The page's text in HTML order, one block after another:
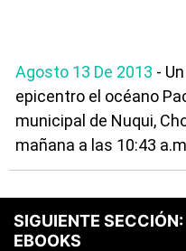
Agosto 13 De 2013 -
epicentro el océano
municipal de Nuqui,
mañana a las 10:43
SIGUIENTE SECCIÓN:
EBOOKS